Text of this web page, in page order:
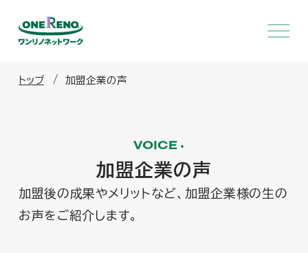
トップ 加盟企業の声
VOICE
加盟企業の声
加盟後の成果やメリットなど、加盟企業様の生の
お声をご紹介します。